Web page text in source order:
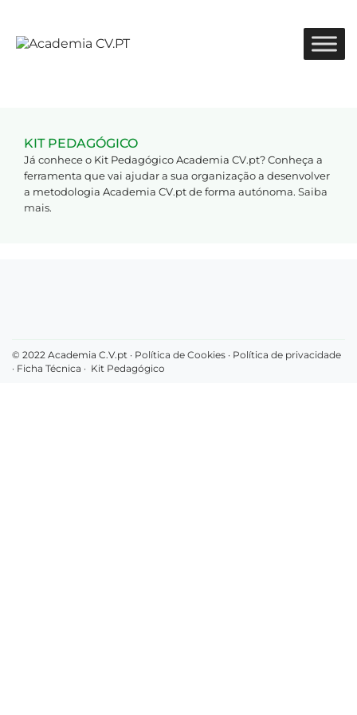
KIT PEDAGÓGICO
Já conhece o Kit Pedagógico Academia CV.pt? Conheça a
ferramenta que vai ajudar a sua organização a desenvolver
a metodologia Academia CV.pt de forma autónoma. Saiba
mais.
© 2022 Academia C.V.pt · Política de Cookies · Política de privacidade
· Ficha Técnica · Kit Pedagógico